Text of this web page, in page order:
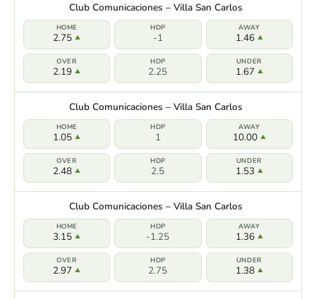
Club Comunicaciones – Villa San Carlos
2.75 -1 1.46
2.19 2.25 1.67
Club Comunicaciones – Villa San Carlos
1.05 1 10.00
2.48 2.5 1.53
Club Comunicaciones – Villa San Carlos
3.15 -1.25 1.36
2.97 2.75 1.38